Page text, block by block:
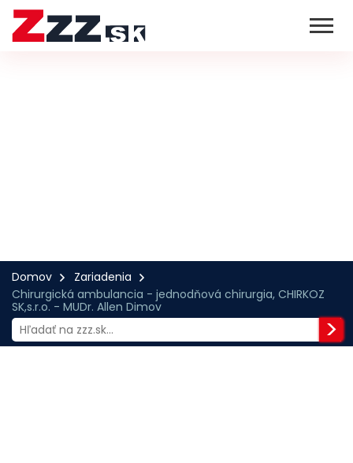
Domov
Zariadenia
Chirurgická ambulancia - jednodňová chirurgia, CHIRKOZ
SK,s.r.o. - MUDr. Allen Dimov